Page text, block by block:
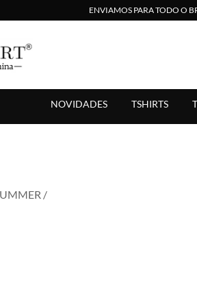
ENVIAMOS PARA TODO O
Preço Direto de Fábrica em Moda
NOVIDADES TSHIRTS
/